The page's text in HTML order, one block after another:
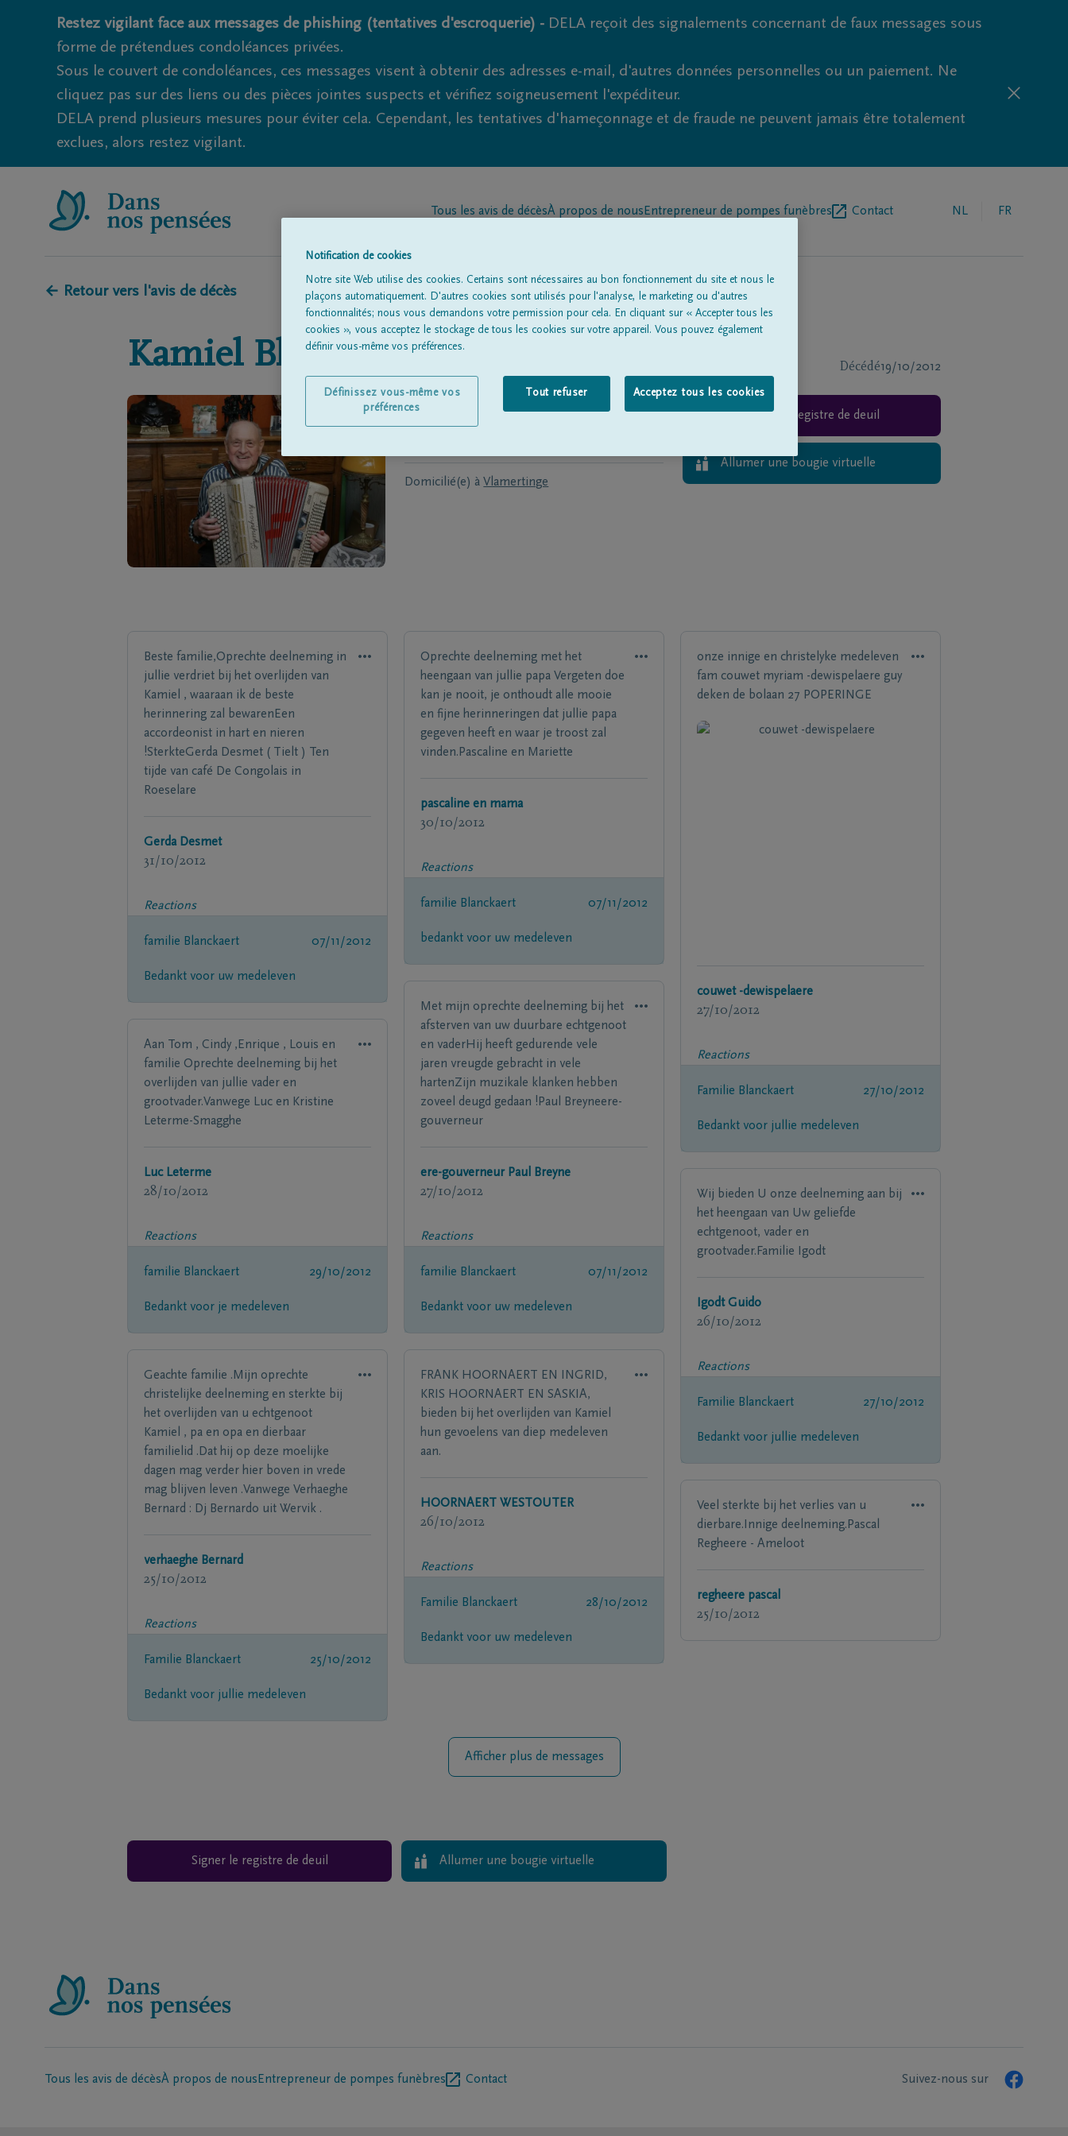
Restez vigilant face aux messages de phishing (tentatives d'escroquerie) - DELA reçoit des signalements concernant de faux messages sous
forme de prétendues condoléances privées.
Sous le couvert de condoléances, ces messages visent à obtenir des adresses e-mail, d'autres données personnelles ou un paiement. Ne
cliquez pas sur des liens ou des pièces jointes suspects et vérifiez soigneusement l'expéditeur.
DELA prend plusieurs mesures pour éviter cela. Cependant, les tentatives d'hameçonnage et de fraude ne peuvent jamais être totalement
exclues, alors restez vigilant.
Tous les avis de décèsÀ propos de nous Entrepreneur de pompes funèbres Contact NL FR
← Retour vers l'avis de décès
Kamiel Blanckaert Décédé19/10/2012
Né(e) à
Domicilié(e) à Vlamertinge
Signer le registre de deuil
Allumer une bougie virtuelle
Beste familie,Oprechte deelneming in
jullie verdriet bij het overlijden van
Kamiel , waaraan ik de beste
herinnering zal bewarenEen
accordeonist in hart en nieren
!SterkteGerda Desmet ( Tielt ) Ten
tijde van café De Congolais in
Roeselare
Gerda Desmet
31/10/2012
Reactions
familie Blanckaert 07/11/2012
Bedankt voor uw medeleven
Aan Tom , Cindy ,Enrique , Louis en
familie Oprechte deelneming bij het
overlijden van jullie vader en
grootvader.Vanwege Luc en Kristine
Leterme-Smagghe
Luc Leterme
28/10/2012
Reactions
familie Blanckaert 29/10/2012
Bedankt voor je medeleven
Geachte familie .Mijn oprechte
christelijke deelneming en sterkte bij
het overlijden van u echtgenoot
Kamiel , pa en opa en dierbaar
familielid .Dat hij op deze moelijke
dagen mag verder hier boven in vrede
mag blijven leven .Vanwege Verhaeghe
Bernard : Dj Bernardo uit Wervik .
verhaeghe Bernard
25/10/2012
Reactions
Familie Blanckaert 25/10/2012
Bedankt voor jullie medeleven
Oprechte deelneming met het
heengaan van jullie papa Vergeten doe
kan je nooit, je onthoudt alle mooie
en fijne herinneringen dat jullie papa
gegeven heeft en waar je troost zal
vinden.Pascaline en Mariette
pascaline en mama
30/10/2012
Reactions
familie Blanckaert 07/11/2012
bedankt voor uw medeleven
Met mijn oprechte deelneming bij het
afsterven van uw duurbare echtgenoot
en vaderHij heeft gedurende vele
jaren vreugde gebracht in vele
hartenZijn muzikale klanken hebben
zoveel deugd gedaan !Paul Breyneere-
gouverneur
ere-gouverneur Paul Breyne
27/10/2012
Reactions
familie Blanckaert 07/11/2012
Bedankt voor uw medeleven
FRANK HOORNAERT EN INGRID,
KRIS HOORNAERT EN SASKIA,
bieden bij het overlijden van Kamiel
hun gevoelens van diep medeleven
aan.
HOORNAERT WESTOUTER
26/10/2012
Reactions
Familie Blanckaert 28/10/2012
Bedankt voor uw medeleven
onze innige en christelyke medeleven
fam couwet myriam -dewispelaere guy
deken de bolaan 27 POPERINGE
couwet -dewispelaere
27/10/2012
Reactions
Familie Blanckaert 27/10/2012
Bedankt voor jullie medeleven
Wij bieden U onze deelneming aan bij
het heengaan van Uw geliefde
echtgenoot, vader en
grootvader.Familie Igodt
Igodt Guido
26/10/2012
Reactions
Familie Blanckaert 27/10/2012
Bedankt voor jullie medeleven
Veel sterkte bij het verlies van u
dierbare.Innige deelneming.Pascal
Regheere - Ameloot
regheere pascal
25/10/2012
Afficher plus de messages
Signer le registre de deuil Allumer une bougie virtuelle
Tous les avis de décèsÀ propos de nous Entrepreneur de pompes funèbres Contact Suivez-nous sur
Notification de cookies
Notre site Web utilise des cookies. Certains sont nécessaires au bon fonctionnement du site et nous le
plaçons automatiquement. D'autres cookies sont utilisés pour l'analyse, le marketing ou d'autres
fonctionnalités; nous vous demandons votre permission pour cela. En cliquant sur « Accepter tous les
cookies », vous acceptez le stockage de tous les cookies sur votre appareil. Vous pouvez également
définir vous-même vos préférences.
Tout refuser Acceptez tous les cookies
Définissez vous-même vos
préférences